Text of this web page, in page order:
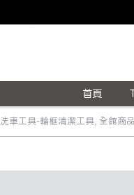
首頁
洗車工具-輪框清潔工具, 全館商品